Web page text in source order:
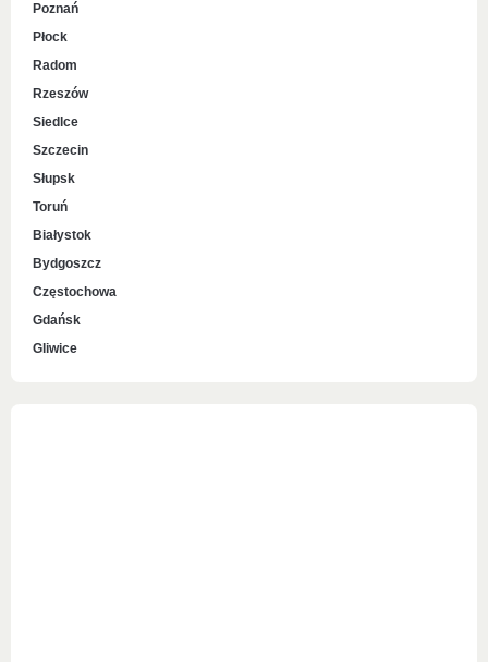
Poznań
Płock
Radom
Rzeszów
Siedlce
Szczecin
Słupsk
Toruń
Białystok
Bydgoszcz
Częstochowa
Gdańsk
Gliwice